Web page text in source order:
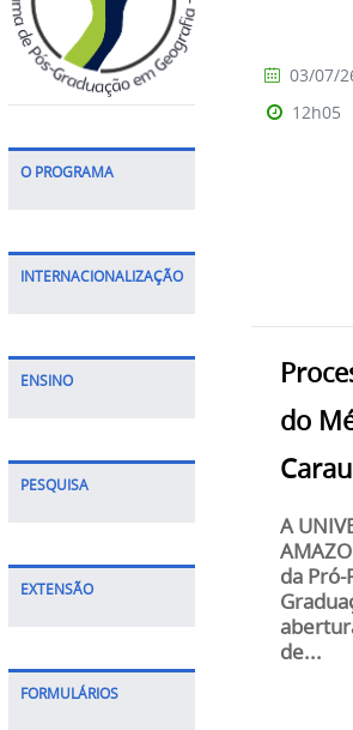
O PROGRAMA
INTERNACIONALIZAÇÃO
ENSINO
PESQUISA
EXTENSÃO
FORMULÁRIOS
03/07/
12h05
do
A
da Pró-
de...